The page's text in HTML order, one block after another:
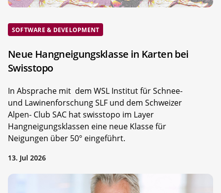
SOFTWARE & DEVELOPMENT
Neue Hangneigungsklasse in Karten bei
Swisstopo
In Absprache mit dem WSL Institut für Schnee-
und Lawinenforschung SLF und dem Schweizer
Alpen- Club SAC hat swisstopo im Layer
Hangneigungsklassen eine neue Klasse für
Neigungen über 50° eingeführt.
13. Jul 2026